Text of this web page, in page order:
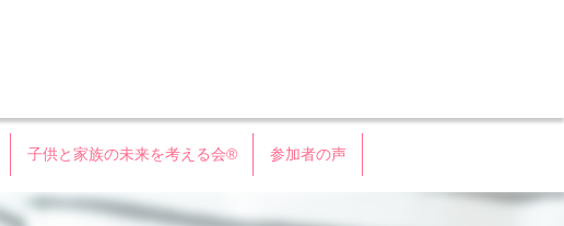
子供と家族の未来を考える会® 参加者の声